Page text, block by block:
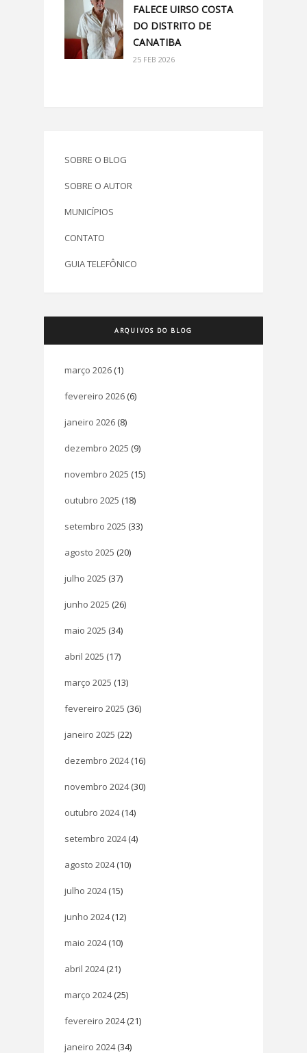
FALECE UIRSO COSTA
DO DISTRITO DE
CANATIBA
25 FEB 2026
SOBRE O BLOG
SOBRE O AUTOR
MUNICÍPIOS
CONTATO
GUIA TELEFÔNICO
ARQUIVOS DO BLOG
março 2026 (1)
fevereiro 2026 (6)
janeiro 2026 (8)
dezembro 2025 (9)
novembro 2025 (15)
outubro 2025 (18)
setembro 2025 (33)
agosto 2025 (20)
julho 2025 (37)
junho 2025 (26)
maio 2025 (34)
abril 2025 (17)
março 2025 (13)
fevereiro 2025 (36)
janeiro 2025 (22)
dezembro 2024(16)
novembro 2024(30)
outubro 2024(14)
setembro 2024(4)
agosto 2024(10)
julho 2024(15)
junho 2024(12)
maio 2024(10)
abril 2024(21)
março 2024(25)
fevereiro 2024(21)
janeiro 2024(34)